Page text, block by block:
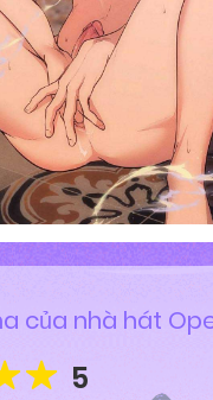
của nhà hát
5